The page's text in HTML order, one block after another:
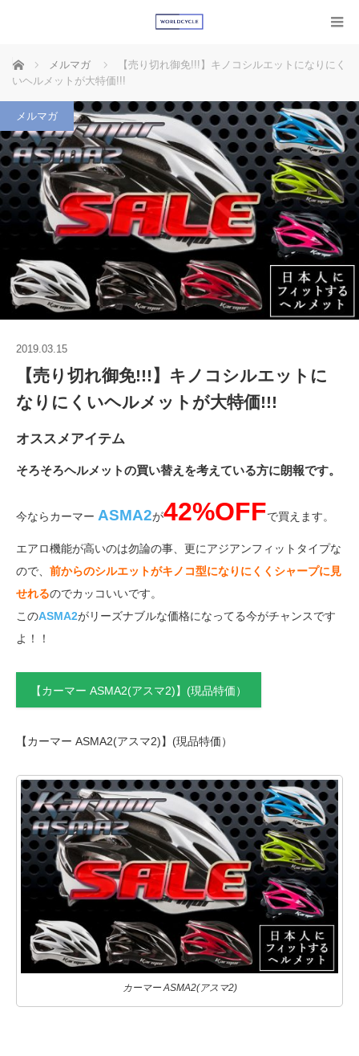
ホーム メルマガ
【売り切れ御免!!!】キノコシルエットになりにく
いヘルメットが大特価!!!
メルマガ
2019.03.15
【売り切れ御免!!!】キノコシルエットに
なりにくいヘルメットが大特価!!!
オススメアイテム
そろそろヘルメットの買い替えを考えている方に朗報です。
今ならカーマー ASMA2が42%OFFで買えます。
エアロ機能が高いのは勿論の事、更にアジアンフィットタイプな
ので、 前からのシルエットがキノコ型になりにくくシャープに見
せれるのでカッコいいです。
このASMA2がリーズナブルな価格になってる今がチャンスです
よ！！
【カーマー ASMA2(アスマ2)】(現品特価）
【カーマー ASMA2(アスマ2)】(現品特価）
カーマー ASMA2(アスマ2)